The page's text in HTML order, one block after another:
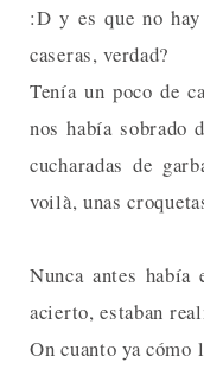
:D y es que no
caseras, verdad?
Tenía un poco de
nos había sobrado
cucharadas de
voilà, unas
Nunca antes había
acierto, estaban
On cuanto ya cómo